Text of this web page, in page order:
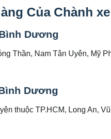
Của Chành
Dương
Thần, Nam Tân Uyên, Mỹ
Dương
thuộc TP.HCM, Long An,